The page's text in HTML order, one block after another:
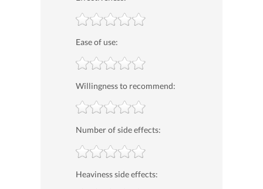
Ease of use:
Willingness to recommend:
Number of side effects:
Heaviness side effects: